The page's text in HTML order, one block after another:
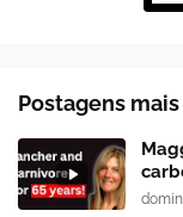
Postagens